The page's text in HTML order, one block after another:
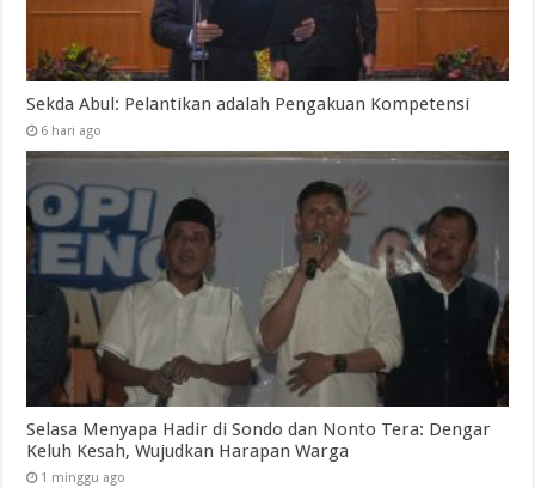
Sekda Abul: Pelantikan adalah Pengakuan Kompetensi
6 hari ago
Selasa Menyapa Hadir di Sondo dan Nonto Tera: Dengar
Keluh Kesah, Wujudkan Harapan Warga
1 minggu ago